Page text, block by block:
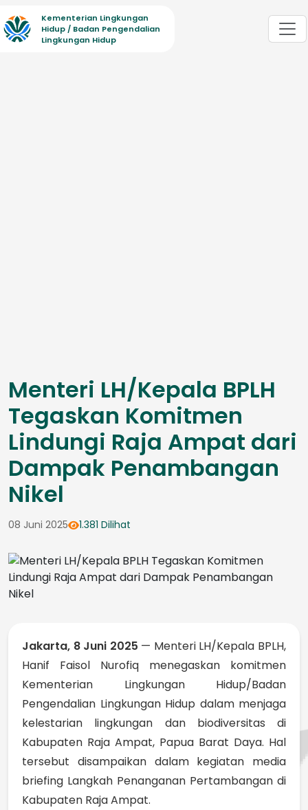
Kementerian Lingkungan
Hidup / Badan Pengendalian
Lingkungan Hidup
Menteri LH/Kepala BPLH
Tegaskan Komitmen
Lindungi Raja Ampat dari
Dampak Penambangan
Nikel
08 Juni 2025 1.381 Dilihat
Jakarta, 8 Juni 2025 — Menteri LH/Kepala BPLH,
Hanif Faisol Nurofiq menegaskan komitmen
Kementerian Lingkungan Hidup/Badan
Pengendalian Lingkungan Hidup dalam menjaga
kelestarian lingkungan dan biodiversitas di
Kabupaten Raja Ampat, Papua Barat Daya. Hal
tersebut disampaikan dalam kegiatan media
briefing Langkah Penanganan Pertambangan di
Kabupaten Raja Ampat.